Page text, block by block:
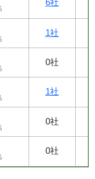
1社
0社
1社
0社
0社